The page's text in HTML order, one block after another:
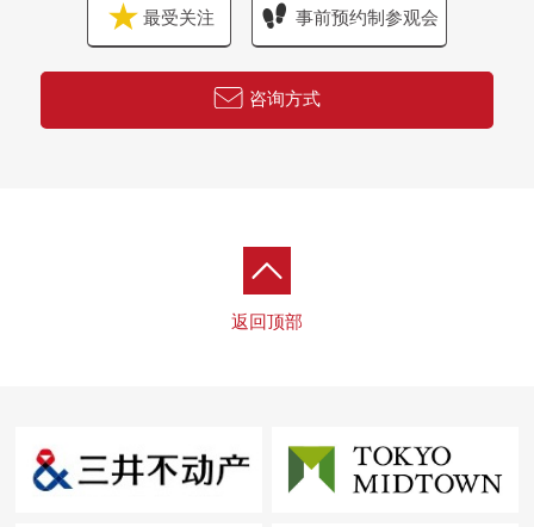
最受关注 事前预约制参观会
咨询方式
返回顶部